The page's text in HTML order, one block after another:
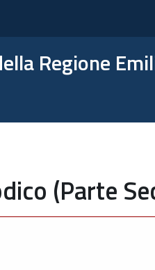
Regione
(Parte